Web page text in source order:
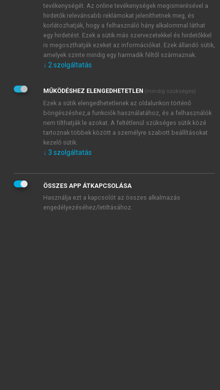
JELSZÓ ÚJRA
Kérek értesítést a MeRSZ újdonságairól, akcióiról.
Kérek értesítést az Akadémiai Kiadó Zrt. újdonságairól,
Adatkezelési tájékoztatóbanfoglaltakat tudomásul
veszem és elfogadom.
Általános vásárlási feltételeket, valamint a szotar.netés a
mersz.huoldalak licencszerződéseiben foglaltakat
tudomásul veszem és elfogadom.
KIPRÓBÁLOM
tevékenységét. Az online tevékenységek megismerésével a
hirdetők relevánsabb reklámokat jeleníthetnek meg, és
korlátozhatják, hogy a felhasználó hány alkalommal láthat
egy hirdetést. Ezek a sütik más szervezetekkel és hirdetőkkel
is megoszthatják ezeket az információkat. Ezek állandó sütik,
amelyek szinte mindig egy harmadik féltől származnak.
↓ 2 szolgáltatás
MŰKÖDÉSHEZ ELENGEDHETETLEN (mindig szükséges)
Ezek a sütik elengedhetetlenek az oldalunkon történő
böngészéshez,a funkciók használatához, és a felhasználók
nem tilthatják le azokat. A feltétlenül szükséges sütik közé
tartoznak többek között a személyre szabott beállításokat
kezelő sütik.
↓ 3 szolgáltatás
ÖSSZES APP ÁTKAPCSOLÁSA
Használja ezt a kapcsolót az összes alkalmazás
engedélyezéséhez/letiltásához.